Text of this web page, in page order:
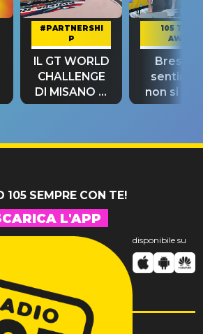
#PARTNERSHI
P
IL GT WORLD
CHALLENGE
DI MISANO si
riconferma
105 TAKE
AWAY
Bresh:
non si
fino alla
105 SEMPRE CON TE!
L'APP
disponibile su